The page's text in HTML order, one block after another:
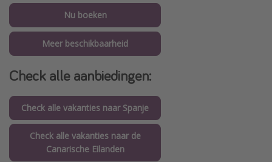
Nu boeken
Meer beschikbaarheid
Check alle aanbiedingen:
Check alle vakanties naar Spanje
Check alle vakanties naar de
Canarische Eilanden